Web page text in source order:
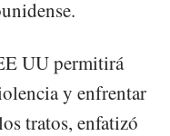
UU permitirá
y enfrentar
tratos, enfatizó